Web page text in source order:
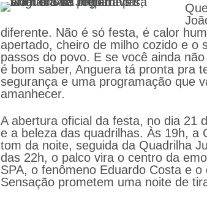
diferente. Não é só festa, é calor
apertado, cheiro de milho cozido e o
passos do povo. E se você ainda
é bom saber, Anguera tá pronta pra
segurança e uma programação que
amanhecer.
A abertura oficial da festa, no dia 21
e a beleza das quadrilhas. Às 19h, a
tom da noite, seguida da Quadrilha
das 22h, o palco vira o centro da
SPA, o fenômeno Eduardo Costa e
Sensação prometem uma noite de